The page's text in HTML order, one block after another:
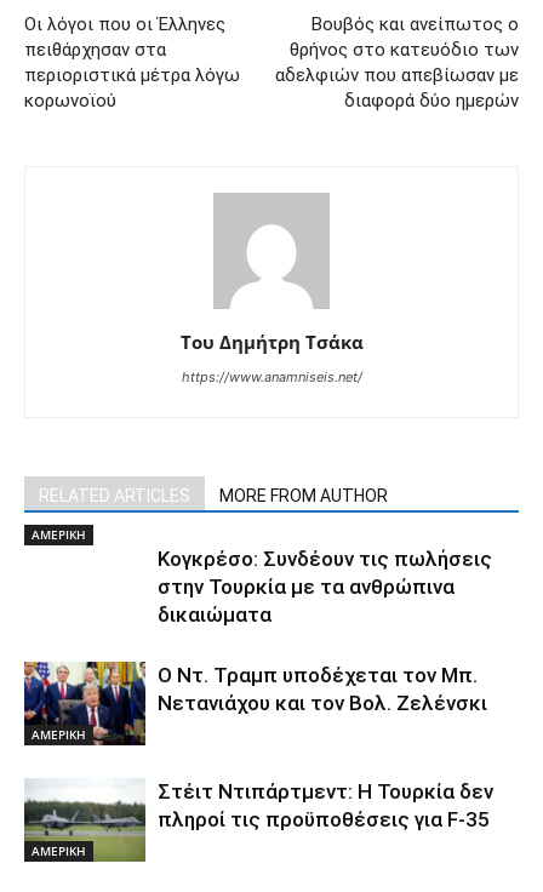
Οι λόγοι που οι Έλληνες
πειθάρχησαν στα
περιοριστικά μέτρα λόγω
κορωνοϊού
Βουβός και ανείπωτος ο
θρήνος στο κατευόδιο των
αδελφιών που απεβίωσαν με
διαφορά δύο ημερών
Του Δημήτρη Τσάκα
https://www.anamniseis.net/
RELATED ARTICLES MORE FROM AUTHOR
ΑΜΕΡΙΚΗ
Κογκρέσο: Συνδέουν τις πωλήσεις
στην Τουρκία με τα ανθρώπινα
δικαιώματα
ΑΜΕΡΙΚΗ
Ο Ντ. Τραμπ υποδέχεται τον Μπ.
Νετανιάχου και τον Βολ. Ζελένσκι
ΑΜΕΡΙΚΗ
Στέιτ Ντιπάρτμεντ: Η Τουρκία δεν
πληροί τις προϋποθέσεις για F-35